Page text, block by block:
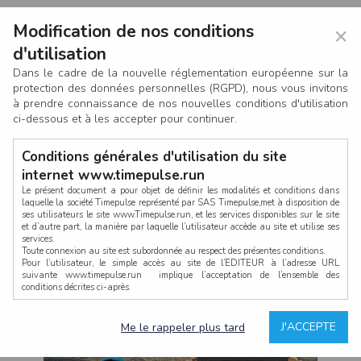
CONNEXION
×
Modification de nos conditions
d'utilisation
Dans le cadre de la nouvelle réglementation européenne sur la
protection des données personnelles (RGPD), nous vous invitons
à prendre connaissance de nos nouvelles conditions d'utilisation
ci-dessous et à les accepter pour continuer.
Conditions générales d'utilisation du site
internet www.timepulse.run
Le présent document a pour objet de définir les modalités et conditions dans
laquelle la société Timepulse représenté par SAS Timepulse,met à disposition de
ses utilisateurs le site www.Timepulse.run, et les services disponibles sur le site
et d’autre part, la manière par laquelle l’utilisateur accède au site et utilise ses
services.
Toute connexion au site est subordonnée au respect des présentes conditions.
Pour l’utilisateur, le simple accès au site de l’EDITEUR à l’adresse URL
suivante www.timepulse.run implique l’acceptation de l’ensemble des
conditions décrites ci-après.
La structure générale du site www.timepulse.run, par quelque procédé que ce
soit, sans l'autorisation préalable et par écrit de Fourcherot Mickael et/ou de ses
J'ACCEPTE
Me le rappeler plus tard